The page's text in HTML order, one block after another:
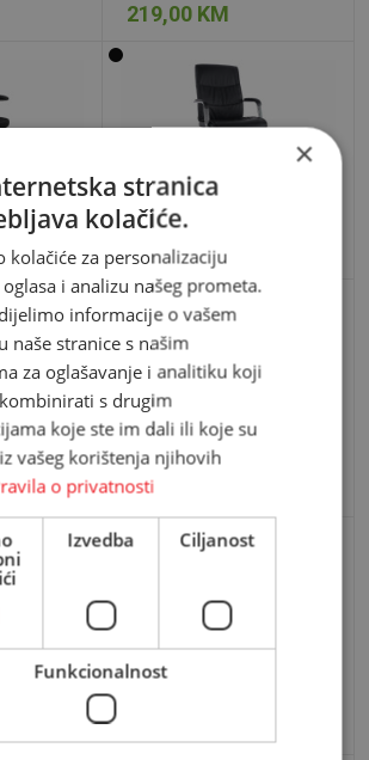
219,00 KM
Uredska fotelja Klark
169,00 KM
Uredska stolica Visitor
55,00 KM
×
stranica
kolačiće.
kolačiće za personalizaciju
oglasa i analizu našeg prometa.
informacije o vašem
naše stranice s našim
za oglašavanje i analitiku koji
s drugim
koje ste im dali ili koje su
vašeg korištenja njihovih
o privatnosti
Izvedba Ciljanost
Funkcionalnost